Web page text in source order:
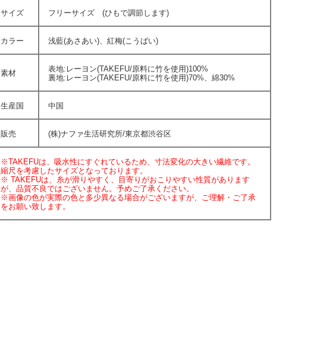
サイズ フリーサイズ (ひもで調節します)
カラー 浅藍(あさあい)、紅梅(こうばい)
素材
表地:レーヨン(TAKEFU/原料に竹を使用)100%
裏地:レーヨン(TAKEFU/原料に竹を使用)70%、綿30%
生産国 中国
販売 (株)ナファ生活研究所/東京都渋谷区
※TAKEFUは、吸水性にすぐれているため、寸法変化の大きい繊維です。
縮尺を考慮したサイズとなっております。
※ TAKEFUは、糸が滑りやすく、目寄りがおこりやすい性質があります
が、品質不良ではございません。予めご了承ください。
※画像の色が実際の色と多少異なる場合がございますが、ご理解・ご了承
をお願い致します。